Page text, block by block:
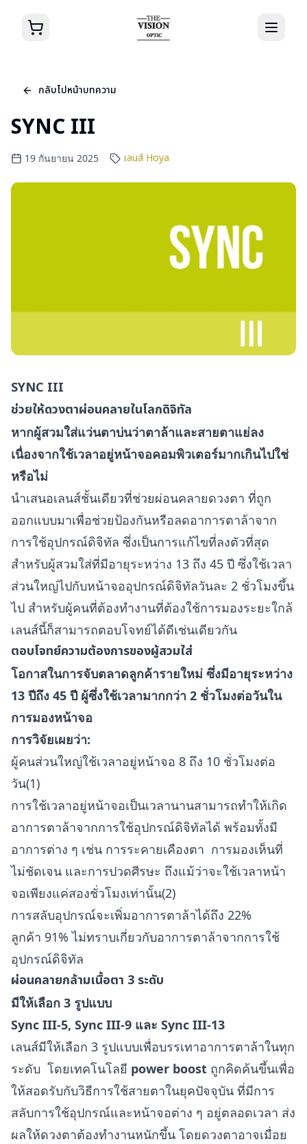
กลับไปหน้าบทความ
SYNC III
19 กันยายน 2025 เลนส์ Hoya
SYNC III
ช่วยให้ดวงตาผ่อนคลายในโลกดิจิทัล
หากผู้สวมใส่แว่นตาบ่นว่าตาล้าและสายตาแย่ลง
เนื่องจากใช้เวลาอยู่หน้าจอคอมพิวเตอร์มากเกินไปใช่
หรือไม่
นำเสนอเลนส์ชั้นเดียวที่ช่วยผ่อนคลายดวงตา ที่ถูก
ออกแบบมาเพื่อช่วยป้องกันหรือลดอาการตาล้าจาก
การใช้อุปกรณ์ดิจิทัล ซึ่งเป็นการแก้ไขที่ลงตัวที่สุด
สำหรับผู้สวมใส่ที่มีอายุระหว่าง 13 ถึง 45 ปี ซึ่งใช้เวลา
ส่วนใหญ่ไปกับหน้าจออุปกรณ์ดิจิทัลวันละ 2 ชั่วโมงขึ้น
ไป สำหรับผู้คนที่ต้องทำงานที่ต้องใช้การมองระยะใกล้
เลนส์นี้ก็สามารถตอบโจทย์ได้ดีเช่นเดียวกัน
ตอบโจทย์ความต้องการของผู้สวมใส่
โอกาสในการจับตลาดลูกค้ารายใหม่ ซึ่งมีอายุระหว่าง
13 ปีถึง 45 ปี ผู้ซึ่งใช้เวลามากกว่า 2 ชั่วโมงต่อวันใน
การมองหน้าจอ
การวิจัยเผยว่า:
ผู้คนส่วนใหญ่ใช้เวลาอยู่หน้าจอ 8 ถึง 10 ชั่วโมงต่อ
วัน(1)
การใช้เวลาอยู่หน้าจอเป็นเวลานานสามารถทำให้เกิด
อาการตาล้าจากการใช้อุปกรณ์ดิจิทัลได้ พร้อมทั้งมี
อาการต่าง ๆ เช่น การระคายเคืองตา การมองเห็นที่
ไม่ชัดเจน และการปวดศีรษะ ถึงแม้ว่าจะใช้เวลาหน้า
จอเพียงแค่สองชั่วโมงเท่านั้น(2)
การสลับอุปกรณ์จะเพิ่มอาการตาล้าได้ถึง 22%
ลูกค้า 91% ไม่ทราบเกี่ยวกับอาการตาล้าจากการใช้
อุปกรณ์ดิจิทัล
ผ่อนคลายกล้ามเนื้อตา 3 ระดับ
มีให้เลือก 3 รูปแบบ
Sync III-5, Sync III-9 และ Sync III-13
เลนส์มีให้เลือก 3 รูปแบบเพื่อบรรเทาอาการตาล้าในทุก
ระดับ โดยเทคโนโลยี power boost ถูกคิดค้นขึ้นเพื่อ
ให้สอดรับกับวิธีการใช้สายตาในยุคปัจจุบัน ที่มีการ
สลับการใช้อุปกรณ์และหน้าจอต่าง ๆ อยู่ตลอดเวลา ส่ง
ผลให้ดวงตาต้องทำงานหนักขึ้น โดยดวงตาอาจเมื่อย